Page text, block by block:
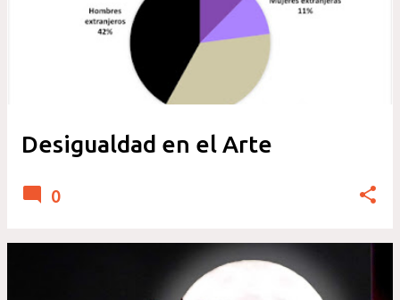
Desigualdad en el Arte
0